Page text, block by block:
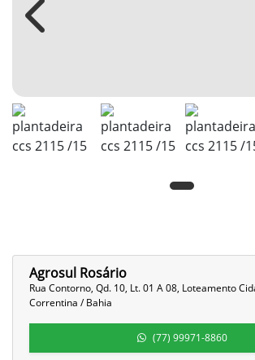
Previous
Agrosul Rosário
Rua Contorno, Qd. 10, Lt. 01 A 08, Loteamento
Correntina / Bahia
(77) 99971-8860